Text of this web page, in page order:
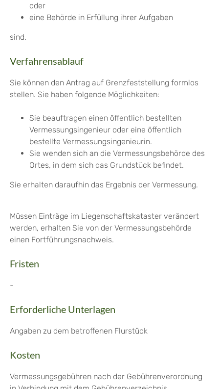
oder
eine Behörde in Erfüllung ihrer Aufgaben
sind.
Verfahrensablauf
Sie können den Antrag auf Grenzfeststellung formlos
stellen. Sie haben folgende Möglichkeiten:
Sie beauftragen einen öffentlich bestellten
Vermessungsingenieur oder eine öffentlich
bestellte Vermessungsingenieurin.
Sie wenden sich an die Vermessungsbehörde des
Ortes, in dem sich das Grundstück befindet.
Sie erhalten daraufhin das Ergebnis der Vermessung.
Müssen Einträge im Liegenschaftskataster verändert
werden, erhalten Sie von der Vermessungsbehörde
einen Fortführungsnachweis.
Fristen
-
Erforderliche Unterlagen
Angaben zu dem betroffenen Flurstück
Kosten
Vermessungsgebühren nach der Gebührenverordnung